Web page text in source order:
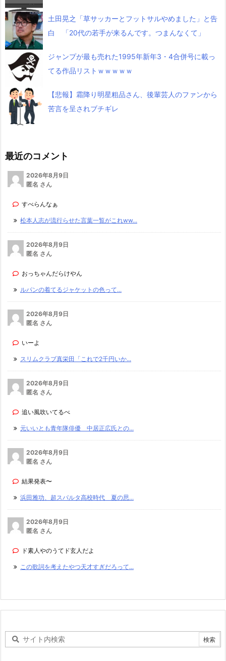
土田晃之「草サッカーとフットサルやめました」と告
白 「20代の若手が来るんです。つまんなくて」
ジャンプが最も売れた1995年新年3・4合併号に載っ
てる作品リストｗｗｗｗｗ
【悲報】霜降り明星粗品さん、後輩芸人のファンから
苦言を呈されブチギレ
最近のコメント
2026年8月9日
匿名 さん
すべらんなぁ
松本人志が流行らせた言葉一覧がこれww...
2026年8月9日
匿名 さん
おっちゃんだらけやん
ルパンの着てるジャケットの色って...
2026年8月9日
匿名 さん
いーよ
スリムクラブ真栄田「これで2千円いか...
2026年8月9日
匿名 さん
追い風吹いてるべ
元いいとも青年隊俳優 中居正広氏との...
2026年8月9日
匿名 さん
結果発表〜
浜田雅功、超スパルタ高校時代 夏の思...
2026年8月9日
匿名 さん
ド素人やのうてド玄人だよ
この歌詞を考えたやつ天才すぎだろって...